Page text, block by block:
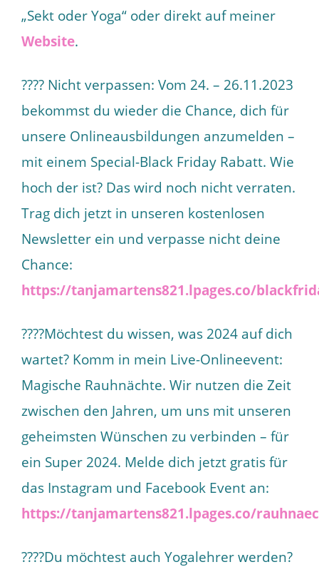
„Sekt oder Yoga“ oder direkt auf meiner
Website.
???? Nicht verpassen: Vom 24. – 26.11.2023
bekommst du wieder die Chance, dich für
unsere Onlineausbildungen anzumelden –
mit einem Special-Black Friday Rabatt. Wie
hoch der ist? Das wird noch nicht verraten.
Trag dich jetzt in unseren kostenlosen
Newsletter ein und verpasse nicht deine
Chance:
https://tanjamartens821.lpages.co/
????Möchtest du wissen, was 2024 auf dich
wartet? Komm in mein Live-Onlineevent:
Magische Rauhnächte. Wir nutzen die Zeit
zwischen den Jahren, um uns mit unseren
geheimsten Wünschen zu verbinden – für
ein Super 2024. Melde dich jetzt gratis für
das Instagram und Facebook Event an:
https://tanjamartens821.lpages.co/
????Du möchtest auch Yogalehrer werden?